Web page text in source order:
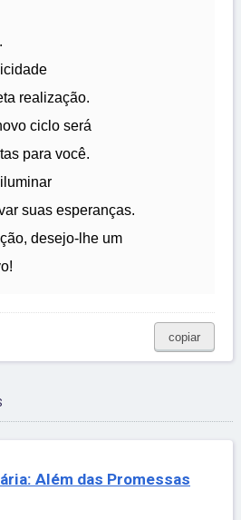
realização.
ciclo será
para você.
suas esperanças.
desejo-lhe um
copiar
Além das Promessas